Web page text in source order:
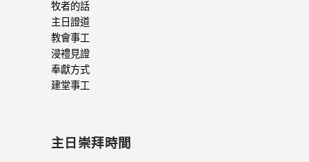
牧者的話
主日證道
教會事工
浸禮見證
奉獻方式
建堂事工
主日崇拜時間